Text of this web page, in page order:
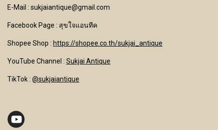
E-Mail : sukjaiantique@gmail.com
Facebook Page : สุขใจแอนทีค
Shopee Shop : https://shopee.co.th/sukjai_antique
YouTube Channel : Sukjai Antique
TikTok : @sukjaiantique